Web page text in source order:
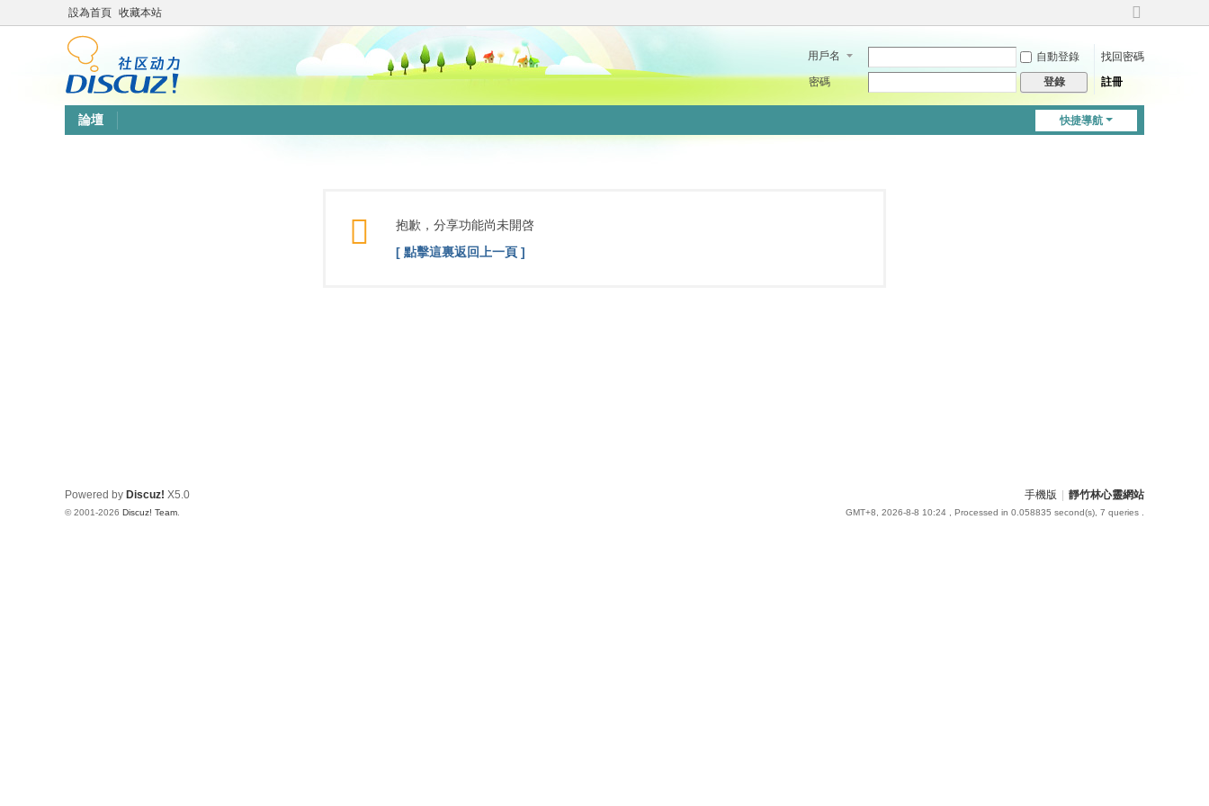
設為首頁 收藏本站
切
到
用戶名 自動登錄
找回密碼
密碼
登錄 註冊
快捷導航
論壇
抱歉，分享功能尚未開啓
[ 點擊這裏返回上一頁 ]
手機版 靜竹林心靈網站
GMT+8, 2026-8-8 10:24 , Processed in 0.058835 second(s), 7 queries .
Powered by Discuz! X5.0
© 2001-2026 Discuz! Team